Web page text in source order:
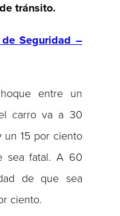
tránsito.
de Seguridad –
entre un
carro va a 30
un 15 por ciento
sea fatal. A 60
de que sea
ciento.